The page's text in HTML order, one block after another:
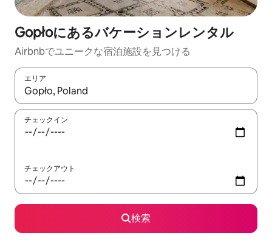
Gopłoにあるバケーションレンタル
Airbnbでユニークな宿泊施設を見つける
エリア
検索結果が表示されたら、上下の矢印キーを使って移動するか
チェックイン
チェックアウト
検索